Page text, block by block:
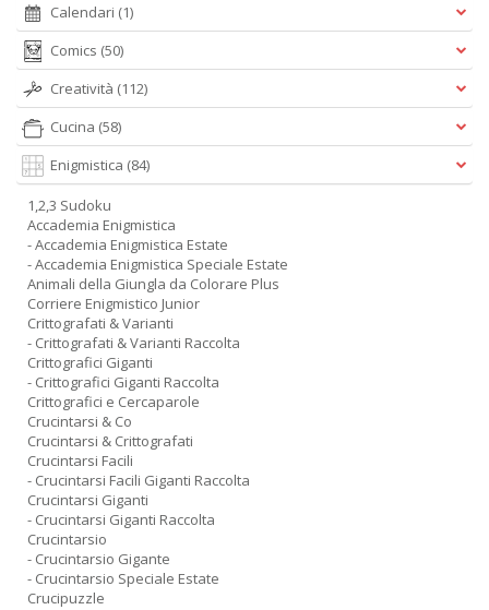
Calendari (1)
Comics (50)
Creatività (112)
Cucina (58)
Enigmistica (84)
1,2,3 Sudoku
Accademia Enigmistica
- Accademia Enigmistica Estate
- Accademia Enigmistica Speciale Estate
Animali della Giungla da Colorare Plus
Corriere Enigmistico Junior
Crittografati & Varianti
- Crittografati & Varianti Raccolta
Crittografici Giganti
- Crittografici Giganti Raccolta
Crittografici e Cercaparole
Crucintarsi & Co
Crucintarsi & Crittografati
Crucintarsi Facili
- Crucintarsi Facili Giganti Raccolta
Crucintarsi Giganti
- Crucintarsi Giganti Raccolta
Crucintarsio
- Crucintarsio Gigante
- Crucintarsio Speciale Estate
Crucipuzzle